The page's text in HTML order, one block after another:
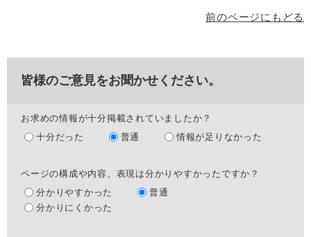
前のページにもどる
皆様のご意見をお聞かせください。
お求めの情報が十分掲載されていましたか？
十分だった
普通 情報が足りなかった
ページの構成や内容、表現は分かりやすかったですか？
分かりやすかった
普通
分かりにくかった